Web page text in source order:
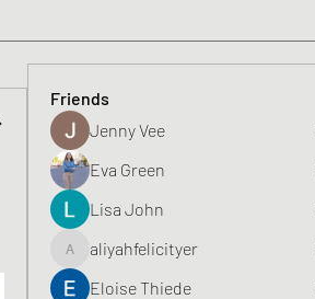
Friends
Jenny Vee
Eva Green
Lisa John
aliyahfelicityer
aliyahfelicityer
Eloise Thiede